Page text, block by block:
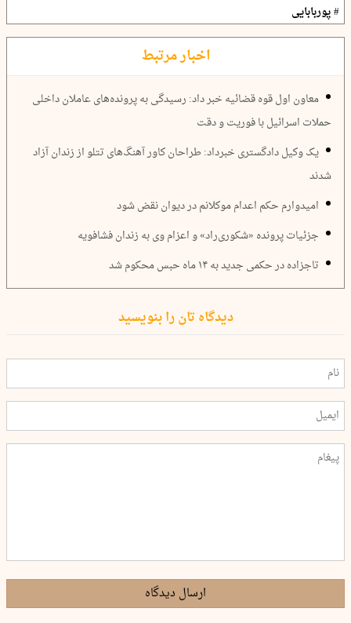
# پوربابایی
اخبار مرتبط
معاون اول قوه قضائیه خبر داد: رسیدگی به پرونده‌های عاملان داخلی
حملات اسرائیل با فوریت و دقت
یک وکیل دادگستری خبرداد: طراحان کاور آهنگ‌های تتلو از زندان آزاد
شدند
امیدوارم حکم اعدام موکلانم در دیوان نقض شود
جزئیات پرونده «شکوری‌راد» و اعزام وی به زندان فشافویه
تاجزاده در حکمی جدید به ۱۴ ماه حبس محکوم شد
دیدگاه تان را بنویسید
ارسال دیدگاه